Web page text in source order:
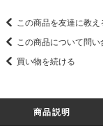
この商品を友達に教え
この商品について問い
買い物を続ける
商品説明